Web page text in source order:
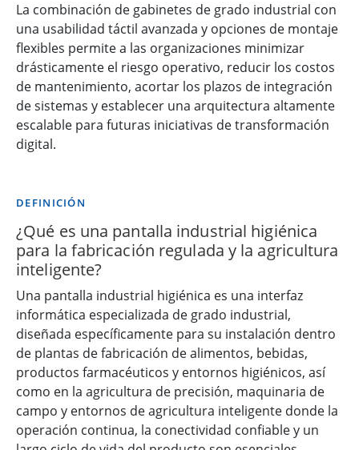
La combinación de gabinetes de grado industrial con
una usabilidad táctil avanzada y opciones de montaje
flexibles permite a las organizaciones minimizar
drásticamente el riesgo operativo, reducir los costos
de mantenimiento, acortar los plazos de integración
de sistemas y establecer una arquitectura altamente
escalable para futuras iniciativas de transformación
digital.
DEFINICIÓN
¿Qué es una pantalla industrial higiénica
para la fabricación regulada y la agricultura
inteligente?
Una pantalla industrial higiénica es una interfaz
informática especializada de grado industrial,
diseñada específicamente para su instalación dentro
de plantas de fabricación de alimentos, bebidas,
productos farmacéuticos y entornos higiénicos, así
como en la agricultura de precisión, maquinaria de
campo y entornos de agricultura inteligente donde la
operación continua, la conectividad confiable y un